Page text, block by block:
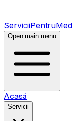
Open main menu
Acasă
Servicii